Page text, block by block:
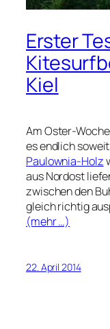
Erster
Kiel
Am Oster-
es endlich
Paulownia-Holz
aus Nordost
zwischen den
gleich richtig
(mehr …)
22. April 2014